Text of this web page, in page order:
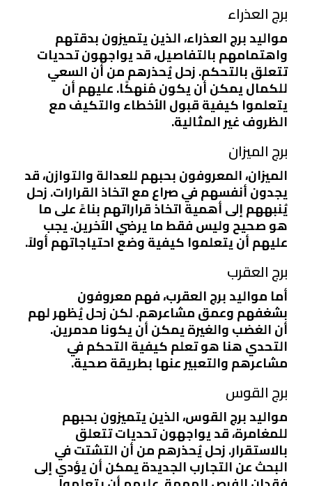
برج العذراء
مواليد برج العذراء، الذين يتميزون بدقتهم
واهتمامهم بالتفاصيل، قد يواجهون تحديات
تتعلق بالتحكم. زحل يُحذرهم من أن السعي
للكمال يمكن أن يكون مُنهكًا. عليهم أن
يتعلموا كيفية قبول الأخطاء والتكيف مع
الظروف غير المثالية.
برج الميزان
الميزان، المعروفون بحبهم للعدالة والتوازن، قد
يجدون أنفسهم في صراع مع اتخاذ القرارات. زحل
يُنبههم إلى أهمية اتخاذ قراراتهم بناءً على ما
هو صحيح وليس فقط ما يرضي الآخرين. يجب
عليهم أن يتعلموا كيفية وضع احتياجاتهم أولاً.
برج العقرب
أما مواليد برج العقرب، فهم معروفون
بشغفهم وعمق مشاعرهم. لكن زحل يُظهر لهم
أن الغضب والغيرة يمكن أن يكونا مدمرين.
التحدي هنا هو تعلم كيفية التحكم في
مشاعرهم والتعبير عنها بطريقة صحية.
برج القوس
مواليد برج القوس، الذين يتميزون بحبهم
للمغامرة، قد يواجهون تحديات تتعلق
بالاستقرار. زحل يُحذرهم من أن التشتت في
البحث عن التجارب الجديدة يمكن أن يؤدي إلى